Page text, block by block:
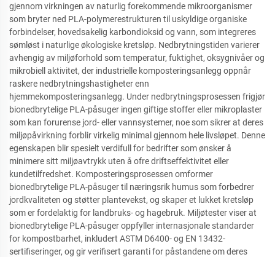
gjennom virkningen av naturlig forekommende mikroorganismer
som bryter ned PLA-polymerestrukturen til uskyldige organiske
forbindelser, hovedsakelig karbondioksid og vann, som integreres
sømløst i naturlige økologiske kretsløp. Nedbrytningstiden varierer
avhengig av miljøforhold som temperatur, fuktighet, oksygnivåer og
mikrobiell aktivitet, der industrielle komposteringsanlegg oppnår
raskere nedbrytningshastigheter enn
hjemmekomposteringsanlegg. Under nedbrytningsprosessen frigjør
bionedbrytelige PLA-påsuger ingen giftige stoffer eller mikroplaster
som kan forurense jord- eller vannsystemer, noe som sikrer at deres
miljøpåvirkning forblir virkelig minimal gjennom hele livsløpet. Denne
egenskapen blir spesielt verdifull for bedrifter som ønsker å
minimere sitt miljøavtrykk uten å ofre driftseffektivitet eller
kundetilfredshet. Komposteringsprosessen omformer
bionedbrytelige PLA-påsuger til næringsrik humus som forbedrer
jordkvaliteten og støtter plantevekst, og skaper et lukket kretsløp
som er fordelaktig for landbruks- og hagebruk. Miljøtester viser at
bionedbrytelige PLA-påsuger oppfyller internasjonale standarder
for kompostbarhet, inkludert ASTM D6400- og EN 13432-
sertifiseringer, og gir verifisert garanti for påstandene om deres